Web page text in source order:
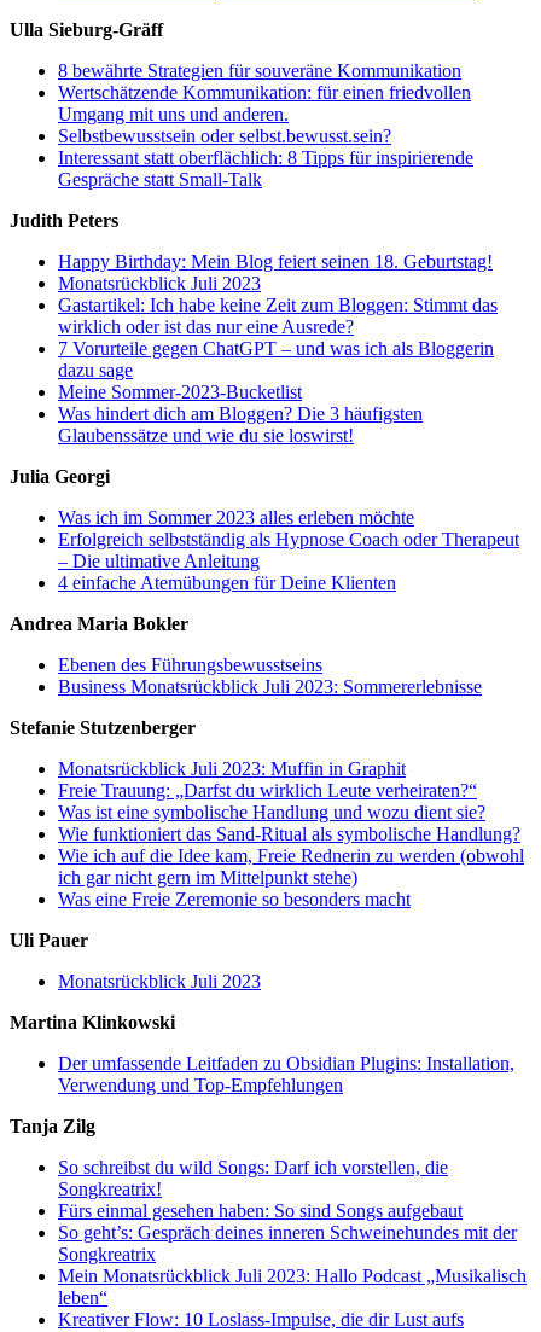
Ulla Sieburg-Gräff
8 bewährte Strategien für souveräne Kommunikation
Wertschätzende Kommunikation: für einen friedvollen
Umgang mit uns und anderen.
Selbstbewusstsein oder selbst.bewusst.sein?
Interessant statt oberflächlich: 8 Tipps für inspirierende
Gespräche statt Small-Talk
Judith Peters
Happy Birthday: Mein Blog feiert seinen 18. Geburtstag!
Monatsrückblick Juli 2023
Gastartikel: Ich habe keine Zeit zum Bloggen: Stimmt das
wirklich oder ist das nur eine Ausrede?
7 Vorurteile gegen ChatGPT – und was ich als Bloggerin
dazu sage
Meine Sommer-2023-Bucketlist
Was hindert dich am Bloggen? Die 3 häufigsten
Glaubenssätze und wie du sie loswirst!
Julia Georgi
Was ich im Sommer 2023 alles erleben möchte
Erfolgreich selbstständig als Hypnose Coach oder Therapeut
– Die ultimative Anleitung
4 einfache Atemübungen für Deine Klienten
Andrea Maria Bokler
Ebenen des Führungsbewusstseins
Business Monatsrückblick Juli 2023: Sommererlebnisse
Stefanie Stutzenberger
Monatsrückblick Juli 2023: Muffin in Graphit
Freie Trauung: „Darfst du wirklich Leute verheiraten?“
Was ist eine symbolische Handlung und wozu dient sie?
Wie funktioniert das Sand-Ritual als symbolische Handlung?
Wie ich auf die Idee kam, Freie Rednerin zu werden (obwohl
ich gar nicht gern im Mittelpunkt stehe)
Was eine Freie Zeremonie so besonders macht
Uli Pauer
Monatsrückblick Juli 2023
Martina Klinkowski
Der umfassende Leitfaden zu Obsidian Plugins: Installation,
Verwendung und Top-Empfehlungen
Tanja Zilg
So schreibst du wild Songs: Darf ich vorstellen, die
Songkreatrix!
Fürs einmal gesehen haben: So sind Songs aufgebaut
So geht’s: Gespräch deines inneren Schweinehundes mit der
Songkreatrix
Mein Monatsrückblick Juli 2023: Hallo Podcast „Musikalisch
leben“
Kreativer Flow: 10 Loslass-Impulse, die dir Lust aufs